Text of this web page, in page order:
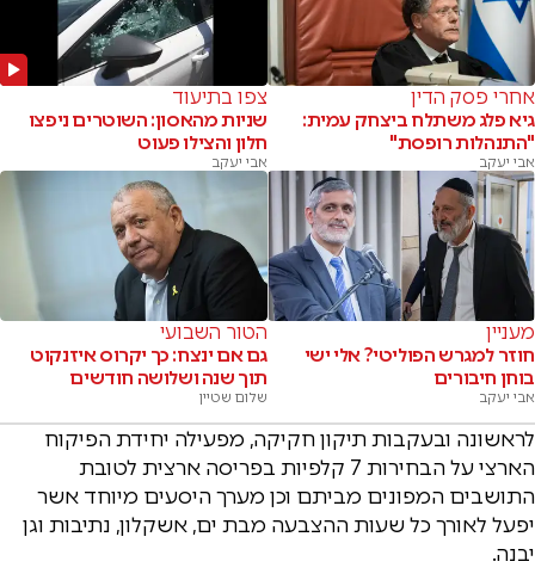
אחרי פסק הדין
גיא פלג משתלח ביצחק עמית:
"התנהלות רופסת"
אבי יעקב
צפו בתיעוד
שניות מהאסון: השוטרים ניפצו
חלון והצילו פעוט
אבי יעקב
מעניין
חוזר למגרש הפוליטי? אלי ישי
בוחן חיבורים
אבי יעקב
הטור השבועי
גם אם ינצח: כך יקרוס איזנקוט
תוך שנה ושלושה חודשים
שלום שטיין
לראשונה ובעקבות תיקון חקיקה, מפעילה יחידת הפיקוח
הארצי על הבחירות 7 קלפיות בפריסה ארצית לטובת
התושבים המפונים מביתם וכן מערך היסעים מיוחד אשר
יפעל לאורך כל שעות ההצבעה מבת ים, אשקלון, נתיבות וגן
יבנה.